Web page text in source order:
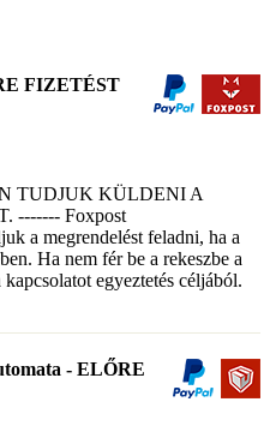
FIZETÉST
TUDJUK KÜLDENI A
------- Foxpost
a megrendelést feladni, ha a
Ha nem fér be a rekeszbe a
egyeztetés céljából.
- ELŐRE